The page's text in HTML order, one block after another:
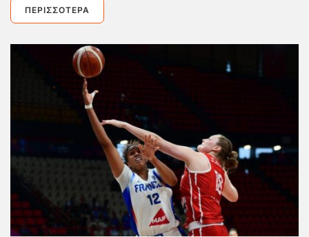
ΠΕΡΙΣΣΌΤΕΡΑ